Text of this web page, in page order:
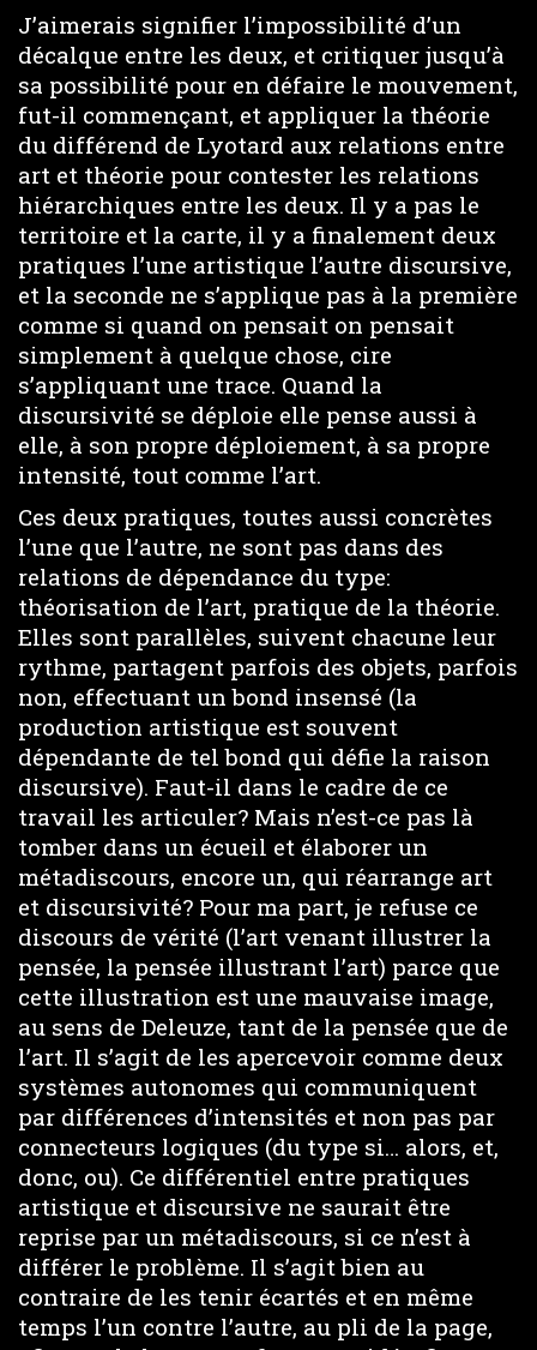
J’aimerais signifier l’impossibilité d’un
décalque entre les deux, et critiquer jusqu’à
sa possibilité pour en défaire le mouvement,
fut-il commençant, et appliquer la théorie
du différend de Lyotard aux relations entre
art et théorie pour contester les relations
hiérarchiques entre les deux. Il y a pas le
territoire et la carte, il y a finalement deux
pratiques l’une artistique l’autre discursive,
et la seconde ne s’applique pas à la première
comme si quand on pensait on pensait
simplement à quelque chose, cire
s’appliquant une trace. Quand la
discursivité se déploie elle pense aussi à
elle, à son propre déploiement, à sa propre
intensité, tout comme l’art.
Ces deux pratiques, toutes aussi concrètes
l’une que l’autre, ne sont pas dans des
relations de dépendance du type:
théorisation de l’art, pratique de la théorie.
Elles sont parallèles, suivent chacune leur
rythme, partagent parfois des objets, parfois
non, effectuant un bond insensé (la
production artistique est souvent
dépendante de tel bond qui défie la raison
discursive). Faut-il dans le cadre de ce
travail les articuler? Mais n’est-ce pas là
tomber dans un écueil et élaborer un
métadiscours, encore un, qui réarrange art
et discursivité? Pour ma part, je refuse ce
discours de vérité (l’art venant illustrer la
pensée, la pensée illustrant l’art) parce que
cette illustration est une mauvaise image,
au sens de Deleuze, tant de la pensée que de
l’art. Il s’agit de les apercevoir comme deux
systèmes autonomes qui communiquent
par différences d’intensités et non pas par
connecteurs logiques (du type si… alors, et,
donc, ou). Ce différentiel entre pratiques
artistique et discursive ne saurait être
reprise par un métadiscours, si ce n’est à
différer le problème. Il s’agit bien au
contraire de les tenir écartés et en même
temps l’un contre l’autre, au pli de la page,